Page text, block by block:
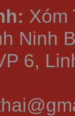
Xóm
Ninh
6,